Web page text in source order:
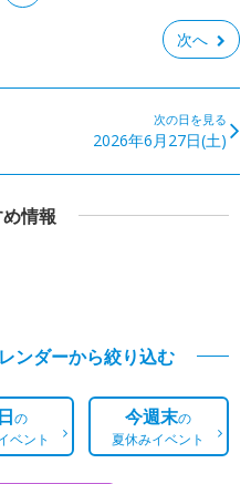
次へ
次の日を見る
2026年6月27日(土)
情報
ンダーから絞り込む
の
ベント
今週末の
夏休みイベント